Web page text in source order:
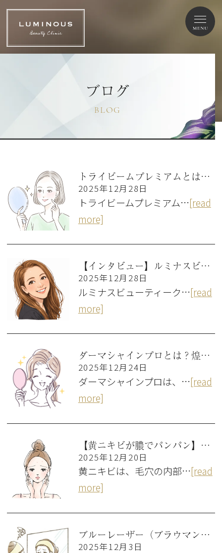
ブログ
BLOG
トライビームプレミアムとは？シミや肝斑に対する効果、特徴、注意点を解説
2025年12月28日
トライビームプレミアム…[read
more]
【インタビュー】ルミナスビューティークリニック 美容ナース Eri
2025年12月28日
ルミナスビューティーク…[read
more]
ダーマシャインプロとは？煌めくハリ肌を実現する美容大国韓国の水光注射機器
2025年12月24日
ダーマシャインプロは、…[read
more]
【黄ニキビが膿でパンパン】原因や対処法、跡を残さないための治療法を解説
2025年12月20日
黄ニキビは、毛穴の内部…[read
more]
ブルーレーザー（ブラウマン）とは？ニキビの赤みやイボ・ほくろ、毛穴の開きを治す最新の美肌治療機
2025年12月3日